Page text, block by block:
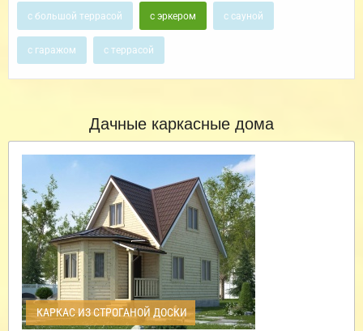
с большой террасой с эркером с сауной
с гаражом с террасой
Дачные каркасные дома
КАРКАС ИЗ СТРОГАНОЙ ДОСКИ